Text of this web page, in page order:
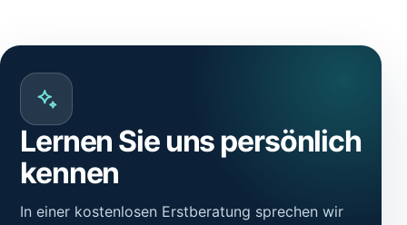
Lernen Sie uns persönlich
kennen
In einer kostenlosen Erstberatung sprechen wir